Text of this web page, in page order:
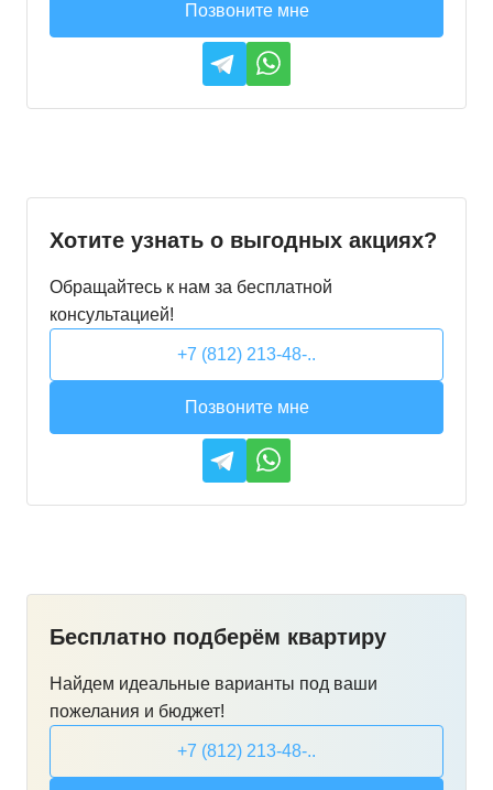
Позвоните мне
Хотите узнать о выгодных акциях?
Обращайтесь к нам за бесплатной
консультацией!
+7 (812) 213-48-..
Позвоните мне
Бесплатно подберём квартиру
Найдем идеальные варианты под ваши
пожелания и бюджет!
+7 (812) 213-48-..